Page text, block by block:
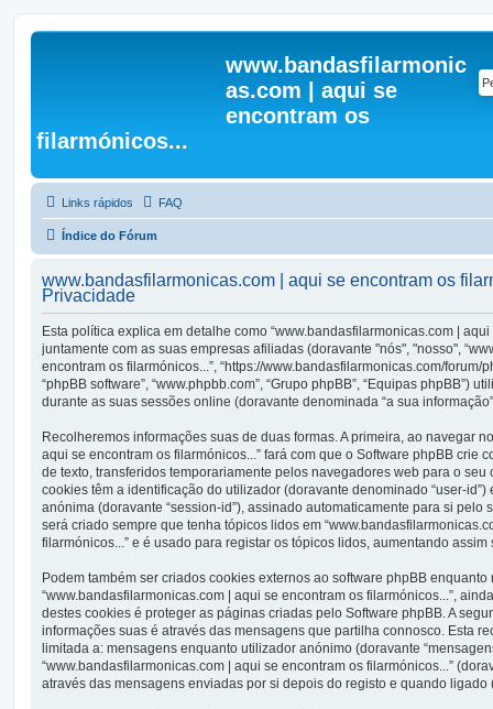
www.bandasfilarmonic
as.com | aqui se
encontram os
filarmónicos...
Links rápidos FAQ
Índice do Fórum
www.bandasfilarmonicas.com | aqui se encontram os
Privacidade
Esta política explica em detalhe como “www.bandasfilarmonicas.com |
juntamente com as suas empresas afiliadas (doravante "nós", "nosso",
encontram os filarmónicos...”, “https://www.bandasfilarmonicas.com/forum/
“phpBB software”, “www.phpbb.com”, “Grupo phpBB”, “Equipas phpBB”)
durante as suas sessões online (doravante denominada “a sua
Recolheremos informações suas de duas formas. A primeira, ao navegar
aqui se encontram os filarmónicos...” fará com que o Software phpBB crie
de texto, transferidos temporariamente pelos navegadores web para o seu
cookies têm a identificação do utilizador (doravante denominado “user-
anónima (doravante “session-id”), assinado automaticamente para si pelo
será criado sempre que tenha tópicos lidos em
filarmónicos...” e é usado para registar os tópicos lidos, aumentando
Podem também ser criados cookies externos ao software phpBB enquanto
“www.bandasfilarmonicas.com | aqui se encontram os filarmónicos...”,
destes cookies é proteger as páginas criadas pelo Software phpBB. A
informações suas é através das mensagens que partilha connosco. Esta
limitada a: mensagens enquanto utilizador anónimo (doravante
“www.bandasfilarmonicas.com | aqui se encontram os filarmónicos...”
através das mensagens enviadas por si depois do registo e quando ligado